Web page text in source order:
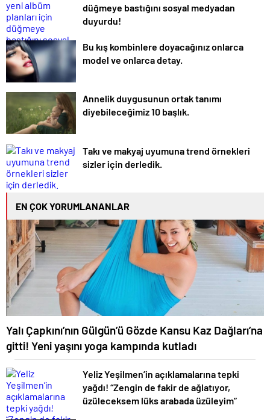
düğmeye bastığını sosyal medyadan
duyurdu!
Bu kış kombinlere doyacağınız onlarca
model ve onlarca detay.
Annelik duygusunun ortak tanımı
diyebileceğimiz 10 başlık.
Takı ve makyaj uyumuna trend örnekleri
sizler için derledik.
EN ÇOK YORUMLANANLAR
Yalı Çapkını’nın Gülgün’ü Gözde Kansu Kaz Dağları’na
gitti! Yeni yaşını yoga kampında kutladı
Yeliz Yeşilmen’in açıklamalarına tepki
yağdı! “Zengin de fakir de ağlatıyor,
üzüleceksem lüks arabada üzüleyim”